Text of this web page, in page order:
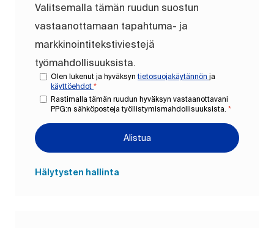
Valitsemalla tämän ruudun suostun
vastaanottamaan tapahtuma- ja
markkinointitekstiviestejä
työmahdollisuuksista.
Olen lukenut ja hyväksyntietosuojakäytännön ja
käyttöehdot *
Rastimalla tämän ruudun hyväksyn vastaanottavani
PPG:n sähköposteja työllistymismahdollisuuksista. *
Alistua
Hälytysten hallinta